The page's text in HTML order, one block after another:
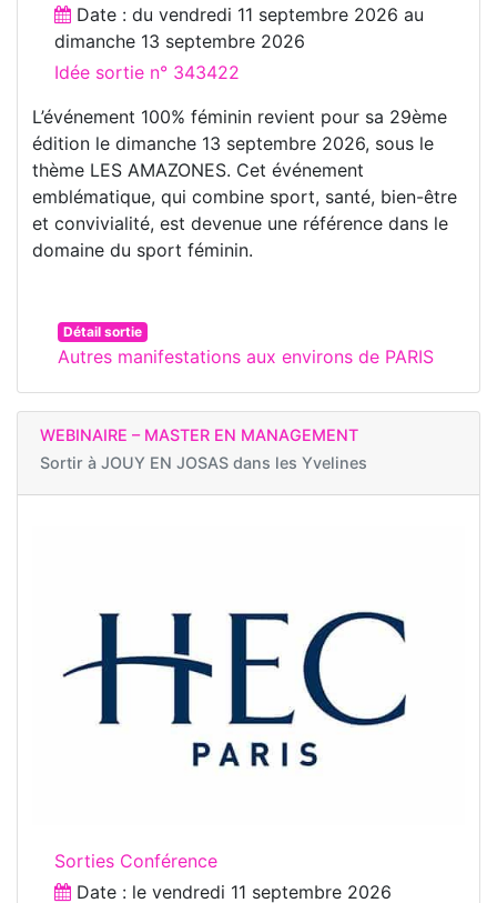
Date : du vendredi 11 septembre 2026 au
dimanche 13 septembre 2026
Idée sortie n° 343422
L’événement 100% féminin revient pour sa 29ème
édition le dimanche 13 septembre 2026, sous le
thème LES AMAZONES. Cet événement
emblématique, qui combine sport, santé, bien-être
et convivialité, est devenue une référence dans le
domaine du sport féminin.
Détail sortie
Autres manifestations aux environs de PARIS
WEBINAIRE – MASTER EN MANAGEMENT
Sortir à JOUY EN JOSAS dans les Yvelines
Sorties Conférence
Date : le vendredi 11 septembre 2026